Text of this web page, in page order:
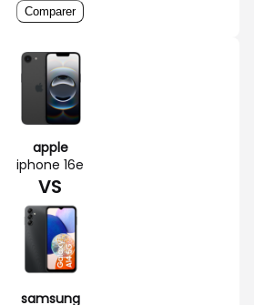
Comparer
apple
iphone 16e
VS
samsung